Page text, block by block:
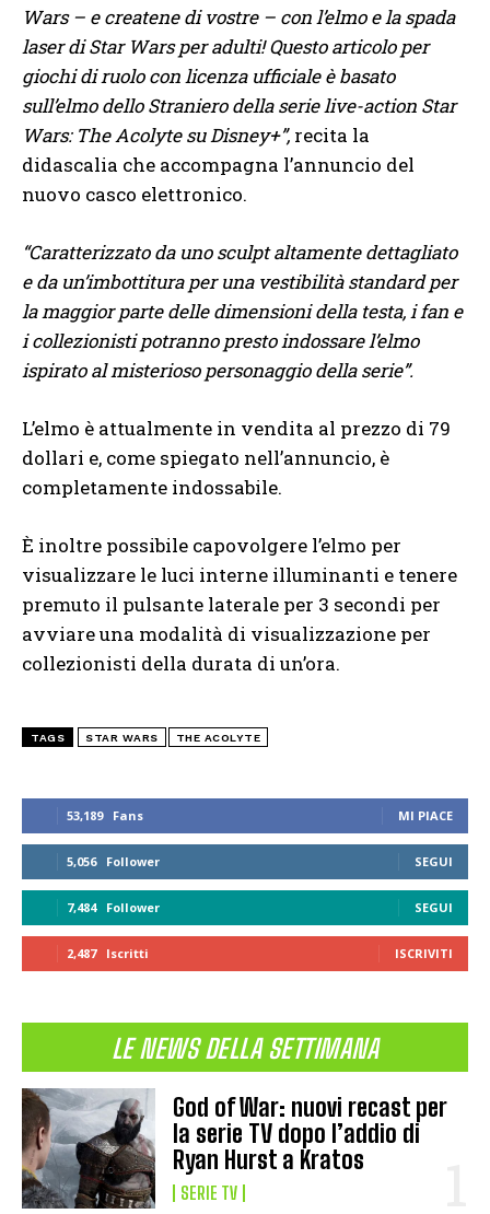
53,189 Fans MI PIACE
5,056 Follower SEGUI
7,484 Follower SEGUI
2,487 Iscritti ISCRIVITI
LE NEWS DELLA SETTIMANA
God of War: nuovi recast per
la serie TV dopo l’addio di
Ryan Hurst a Kratos
SERIE TV
Wars – e createne di vostre – con l’elmo e la spada
laser di Star Wars per adulti! Questo articolo per
giochi di ruolo con licenza ufficiale è basato
sull’elmo dello Straniero della serie live-action Star
Wars: The Acolyte su Disney+”, recita la
didascalia che accompagna l’annuncio del
nuovo casco elettronico.
“Caratterizzato da uno sculpt altamente dettagliato
e da un’imbottitura per una vestibilità standard per
la maggior parte delle dimensioni della testa, i fan e
i collezionisti potranno presto indossare l’elmo
ispirato al misterioso personaggio della serie”.
L’elmo è attualmente in vendita al prezzo di 79
dollari e, come spiegato nell’annuncio, è
completamente indossabile.
È inoltre possibile capovolgere l’elmo per
visualizzare le luci interne illuminanti e tenere
premuto il pulsante laterale per 3 secondi per
avviare una modalità di visualizzazione per
collezionisti della durata di un’ora.
TAGS STAR WARS THE ACOLYTE